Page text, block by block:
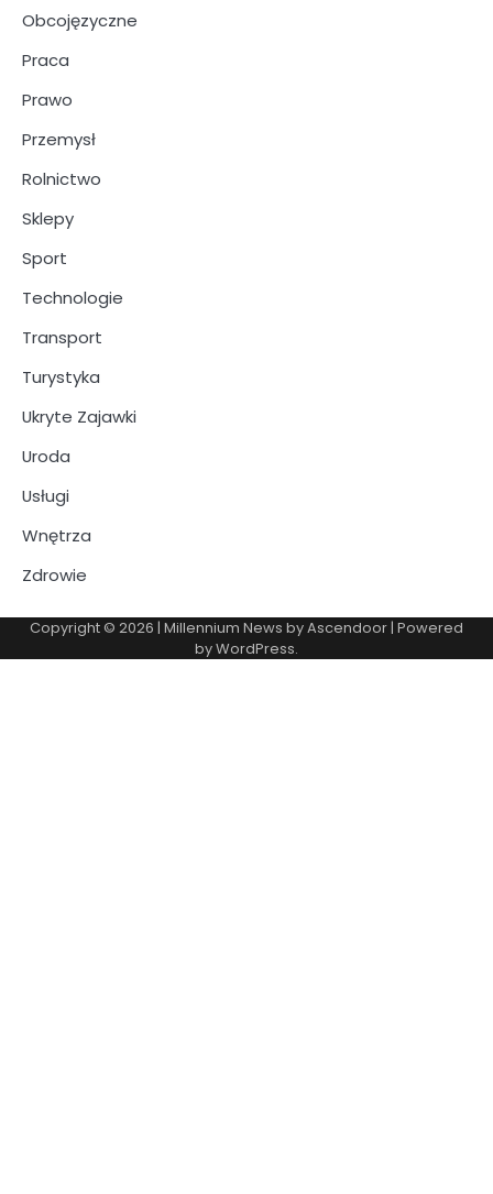
Obcojęzyczne
Praca
Prawo
Przemysł
Rolnictwo
Sklepy
Sport
Technologie
Transport
Turystyka
Ukryte Zajawki
Uroda
Usługi
Wnętrza
Zdrowie
Copyright © 2026 | Millennium News byAscendoor | Powered
byWordPress.